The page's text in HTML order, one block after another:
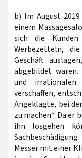
b) Im August
einem
sich die
Werbezetteln,
Geschäft
abgebildet
und
verschaffen,
Angeklagte, bei
zu machen“. Da er
ihn losgehen
Messer mit einer